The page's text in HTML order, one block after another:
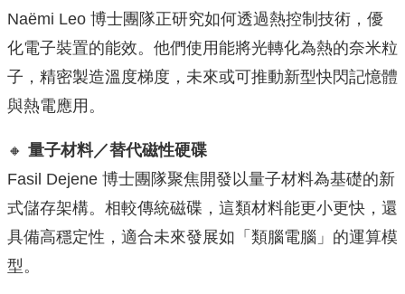
Naëmi Leo 博士團隊正研究如何透過熱控制技術，優
化電子裝置的能效。他們使用能將光轉化為熱的奈米粒
子，精密製造溫度梯度，未來或可推動新型快閃記憶體
與熱電應用。
🔸 量子材料／替代磁性硬碟
Fasil Dejene 博士團隊聚焦開發以量子材料為基礎的新
式儲存架構。相較傳統磁碟，這類材料能更小更快，還
具備高穩定性，適合未來發展如「類腦電腦」的運算模
型。